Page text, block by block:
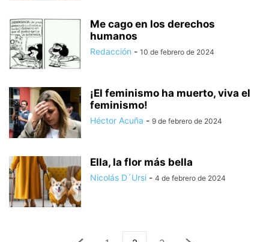
Me cago en los derechos
humanos
Redacción - 10 de febrero de 2024
¡El feminismo ha muerto, viva el
feminismo!
Héctor Acuña - 9 de febrero de 2024
Ella, la flor más bella
Nicolás D´Ursi - 4 de febrero de 2024